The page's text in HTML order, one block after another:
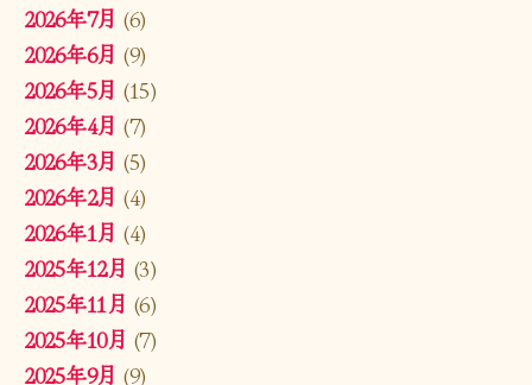
2026年7月 (6)
2026年6月 (9)
2026年5月 (15)
2026年4月 (7)
2026年3月 (5)
2026年2月 (4)
2026年1月 (4)
2025年12月 (3)
2025年11月 (6)
2025年10月 (7)
2025年9月 (9)